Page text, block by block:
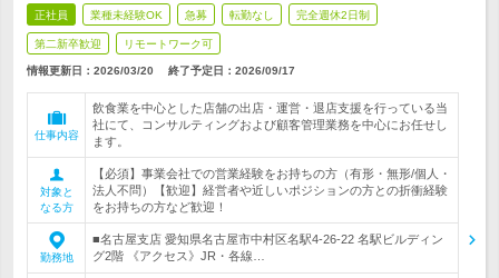
正社員 業種未経験OK 急募 転勤なし 完全週休2日制
第二新卒歓迎 リモートワーク可
情報更新日：2026/03/20 終了予定日： 2026/09/17
仕事内容
飲食業を中心とした店舗の出店・運営・退店支援を行っている当
社にて、コンサルティングおよび顧客管理業務を中心にお任せし
ます。
対象と
なる方
【必須】事業会社での営業経験をお持ちの方（有形・無形/個人・
法人不問）【歓迎】経営者や近しいポジションの方との折衝経験
をお持ちの方など歓迎！
勤務地
■名古屋支店 愛知県名古屋市中村区名駅4-26-22 名駅ビルディン
グ2階 《アクセス》JR・各線…